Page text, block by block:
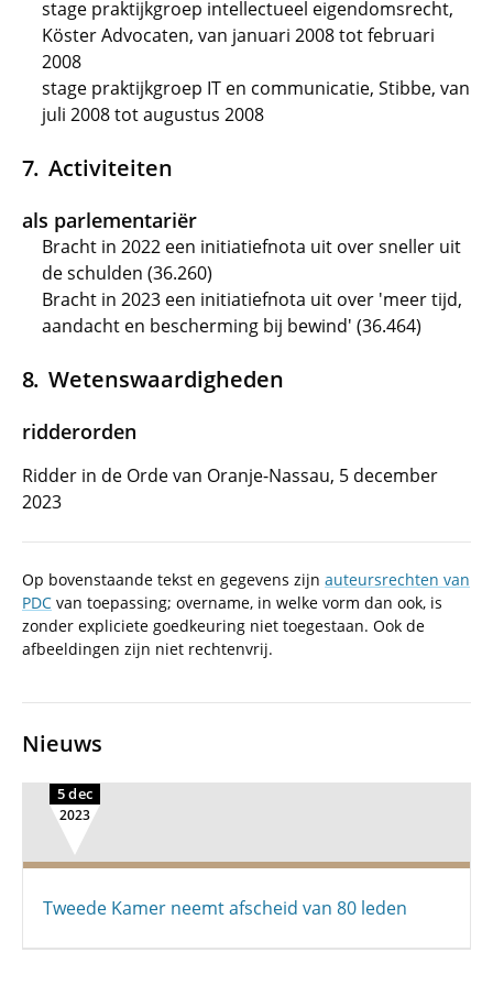
stage praktijkgroep intellectueel eigendomsrecht,
Köster Advocaten, van januari 2008 tot februari
2008
stage praktijkgroep IT en communicatie, Stibbe, van
juli 2008 tot augustus 2008
Activiteiten
als parlementariër
Bracht in 2022 een initiatiefnota uit over sneller uit
de schulden (36.260)
Bracht in 2023 een initiatiefnota uit over 'meer tijd,
aandacht en bescherming bij bewind' (36.464)
Wetenswaardigheden
ridderorden
Ridder in de Orde van Oranje-Nassau, 5 december
2023
Op bovenstaande tekst en gegevens zijn auteursrechten van
PDC van toepassing; overname, in welke vorm dan ook, is
zonder expliciete goedkeuring niet toegestaan. Ook de
afbeeldingen zijn niet rechtenvrij.
Nieuws
5 dec
2023
Tweede Kamer neemt afscheid van 80 leden